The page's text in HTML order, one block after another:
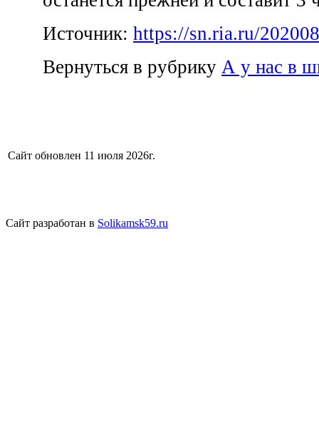
Источник: https://sn.ria.ru/
Вернуться в рубрику А у нас в
Сайт обновлен 11 июля 2026г.
Сайт разработан в Solikamsk59.ru